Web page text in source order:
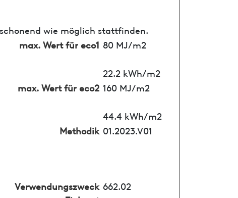
wie möglich stattfinden.
max. Wert für eco1 80 MJ/m2
22.2 kWh/m2
max. Wert für eco2 160 MJ/m2
44.4 kWh/m2
Methodik 01.2023.V01
Verwendungszweck 662.02